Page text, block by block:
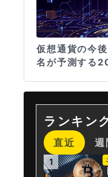
仮想通貨の今
名が予測する
ランキン
直近 週
1